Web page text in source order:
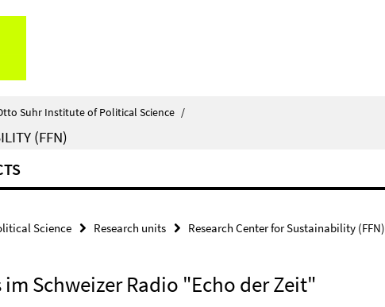
Suhr Institute of Political Science /
(FFN)
Science Research units Research Center for Sustainability (FFN)
Schweizer Radio "Echo der Zeit"